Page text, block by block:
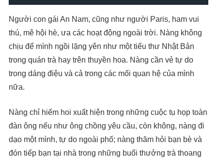
Người con gái An Nam, cũng như người Paris, ham vui
thú, mê hội hè, ưa các hoạt động ngoài trời. Nàng không
chịu để mình ngồi lặng yên như một tiểu thư Nhật Bản
trong quán trà hay trên thuyền hoa. Nàng cần vẻ tự do
trong dáng điệu và cả trong các mối quan hệ của mình
nữa.
Nàng chỉ hiếm hoi xuất hiện trong những cuộc tụ họp toàn
đàn ông nếu như ông chồng yêu cầu, còn không, nàng đi
dạo một mình, tự do ngoài phố; nàng thăm hỏi bạn bè và
đón tiếp bạn tại nhà trong những buổi thưởng trà thoang